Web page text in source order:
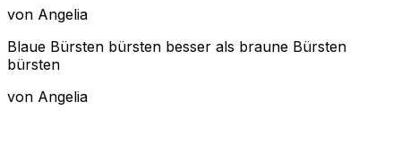
von Angelia
Blaue Bürsten bürsten besser als braune Bürsten
bürsten
von Angelia